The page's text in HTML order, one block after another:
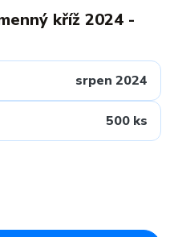
kříž 2024 -
srpen 2024
500 ks